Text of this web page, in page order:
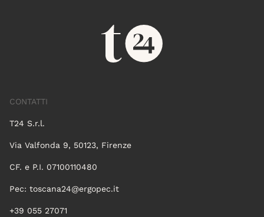
CONTATTI
T24 S.r.l.
Via Valfonda 9, 50123, Firenze
CF. e P.I. 07100110480
Pec: toscana24@ergopec.it
+39 055 27071